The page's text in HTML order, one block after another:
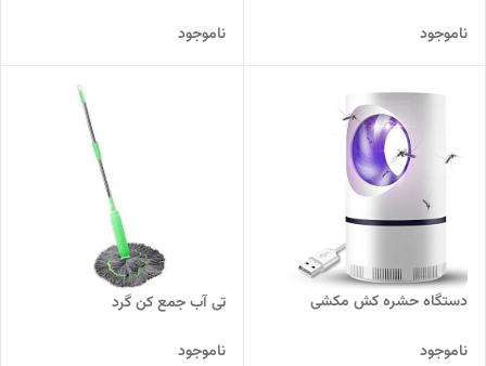
ناموجود ناموجود
دستگاه حشره کش مکشی
ناموجود
تی آب جمع کن گرد
ناموجود